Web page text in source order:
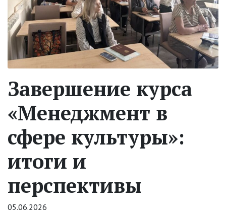
Завершение курса
«Менеджмент в
сфере культуры»:
итоги и
перспективы
05.06.2026